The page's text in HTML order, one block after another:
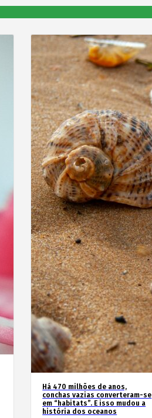
Há 470 milhões de anos,
conchas vazias converteram-se
em “habitats”. E isso mudou a
história dos oceanos